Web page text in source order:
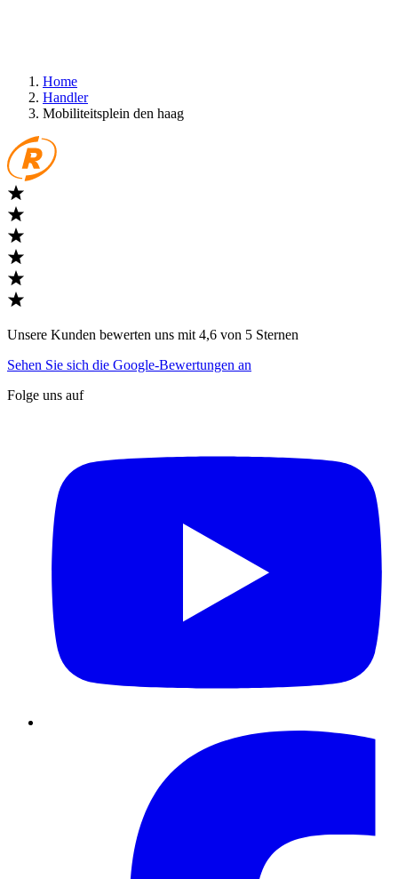
Home
Handler
Mobiliteitsplein den haag
Unsere Kunden bewerten uns mit 4,6 von 5 Sternen
Sehen Sie sich die Google-Bewertungen an
Folge uns auf